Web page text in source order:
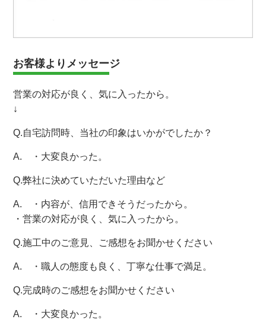
お客様よりメッセージ
営業の対応が良く、気に入ったから。
↓
Q.自宅訪問時、当社の印象はいかがでしたか？
A. ・大変良かった。
Q.弊社に決めていただいた理由など
A. ・内容が、信用できそうだったから。
・営業の対応が良く、気に入ったから。
Q.施工中のご意見、ご感想をお聞かせください
A. ・職人の態度も良く、丁寧な仕事で満足。
Q.完成時のご感想をお聞かせください
A. ・大変良かった。